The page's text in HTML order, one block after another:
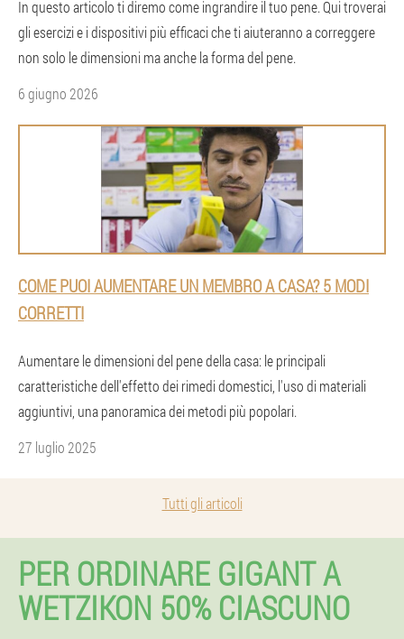
In questo articolo ti diremo come ingrandire il tuo pene. Qui troverai
gli esercizi e i dispositivi più efficaci che ti aiuteranno a correggere
non solo le dimensioni ma anche la forma del pene.
6 giugno 2026
COME PUOI AUMENTARE UN MEMBRO A CASA? 5 MODI
CORRETTI
Aumentare le dimensioni del pene della casa: le principali
caratteristiche dell'effetto dei rimedi domestici, l'uso di materiali
aggiuntivi, una panoramica dei metodi più popolari.
27 luglio 2025
Tutti gli articoli
PER ORDINARE GIGANT A
WETZIKON 50% CIASCUNO